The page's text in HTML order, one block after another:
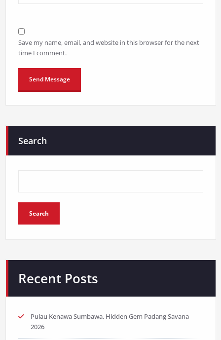
Save my name, email, and website in this browser for the next
time I comment.
Search
Search
Recent Posts
Pulau Kenawa Sumbawa, Hidden Gem Padang Savana
2026